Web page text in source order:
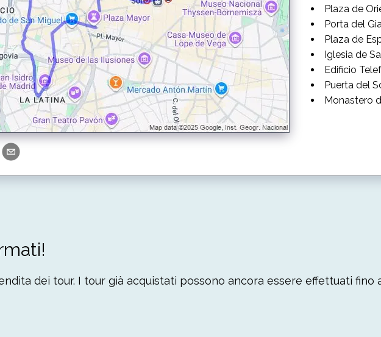
Plaza de
Porta del
Plaza de
Iglesia de
Edificio
Puerta del
Monastero
dei tour. I tour già acquistati possono ancora essere effettuati fino